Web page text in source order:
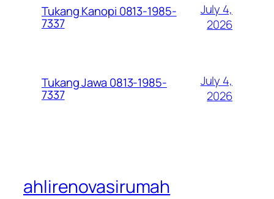
Tukang Kanopi 0813-1985-
7337
July 4,
2026
Tukang Jawa 0813-1985-
7337
July 4,
2026
ahlirenovasirumah